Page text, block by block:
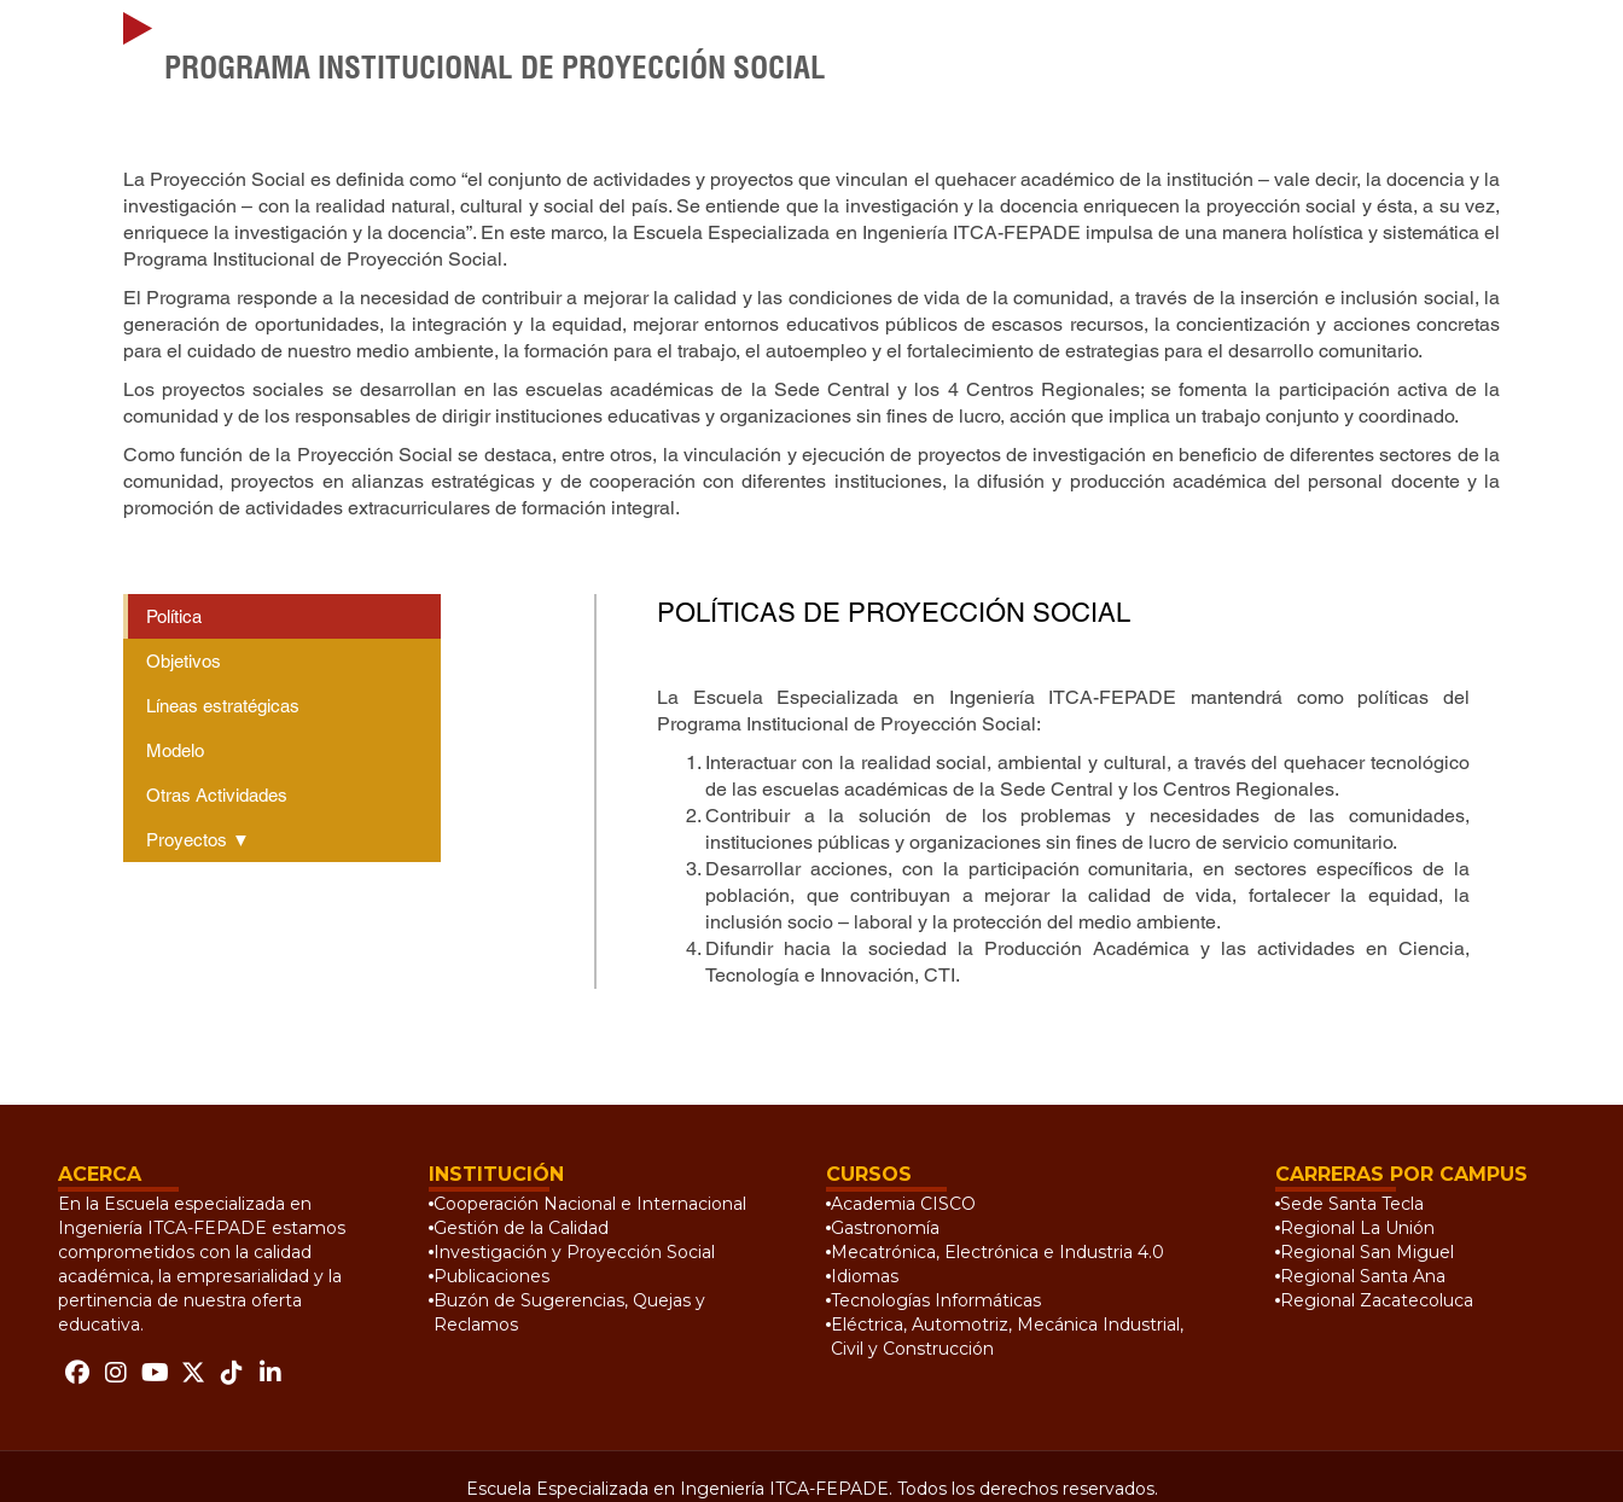
PROGRAMA INSTITUCIONAL DE PROYECCIÓN SOCIAL
La Proyección Social es definida como “el conjunto de actividades y proyectos que vinculan el quehacer académico de la institución – vale decir, la docencia y la
investigación – con la realidad natural, cultural y social del país. Se entiende que la investigación y la docencia enriquecen la proyección social y ésta, a su vez,
enriquece la investigación y la docencia”. En este marco, la Escuela Especializada en Ingeniería ITCA-FEPADE impulsa de una manera holística y sistemática el
Programa Institucional de Proyección Social.
El Programa responde a la necesidad de contribuir a mejorar la calidad y las condiciones de vida de la comunidad, a través de la inserción e inclusión social, la
generación de oportunidades, la integración y la equidad, mejorar entornos educativos públicos de escasos recursos, la concientización y acciones concretas
para el cuidado de nuestro medio ambiente, la formación para el trabajo, el autoempleo y el fortalecimiento de estrategias para el desarrollo comunitario.
Los proyectos sociales se desarrollan en las escuelas académicas de la Sede Central y los 4 Centros Regionales; se fomenta la participación activa de la
comunidad y de los responsables de dirigir instituciones educativas y organizaciones sin fines de lucro, acción que implica un trabajo conjunto y coordinado.
Como función de la Proyección Social se destaca, entre otros, la vinculación y ejecución de proyectos de investigación en beneficio de diferentes sectores de la
comunidad, proyectos en alianzas estratégicas y de cooperación con diferentes instituciones, la difusión y producción académica del personal docente y la
promoción de actividades extracurriculares de formación integral.
Política
Objetivos
Líneas estratégicas
Modelo
Otras Actividades
Proyectos ▼
POLÍTICAS DE PROYECCIÓN SOCIAL
La Escuela Especializada en Ingeniería ITCA-FEPADE mantendrá como políticas del
Programa Institucional de Proyección Social:
Interactuar con la realidad social, ambiental y cultural, a través del quehacer tecnológico
de las escuelas académicas de la Sede Central y los Centros Regionales.
Contribuir a la solución de los problemas y necesidades de las comunidades,
instituciones públicas y organizaciones sin fines de lucro de servicio comunitario.
Desarrollar acciones, con la participación comunitaria, en sectores específicos de la
población, que contribuyan a mejorar la calidad de vida, fortalecer la equidad, la
inclusión socio – laboral y la protección del medio ambiente.
Difundir hacia la sociedad la Producción Académica y las actividades en Ciencia,
Tecnología e Innovación, CTI.
ACERCA
En la Escuela especializada en
Ingeniería ITCA-FEPADE estamos
comprometidos con la calidad
académica, la empresarialidad y la
pertinencia de nuestra oferta
educativa.
INSTITUCIÓN
Cooperación Nacional e Internacional
Gestión de la Calidad
Investigación y Proyección Social
Publicaciones
Buzón de Sugerencias, Quejas y
Reclamos
CURSOS
Academia CISCO
Gastronomía
Mecatrónica, Electrónica e Industria 4.0
Idiomas
Tecnologías Informáticas
Eléctrica, Automotriz, Mecánica Industrial,
Civil y Construcción
CARRERAS POR CAMPUS
Sede Santa Tecla
Regional La Unión
Regional San Miguel
Regional Santa Ana
Regional Zacatecoluca
Escuela Especializada en Ingeniería ITCA-FEPADE. Todos los derechos reservados.